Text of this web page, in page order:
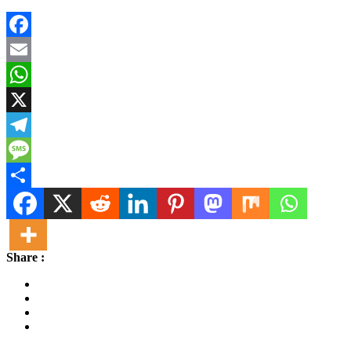
Facebook
Email
WhatsApp
X
Telegram
Message
Share
Share :